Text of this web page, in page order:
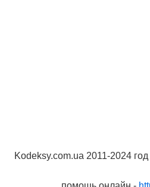
Kodeksy.com.ua 2011-2024